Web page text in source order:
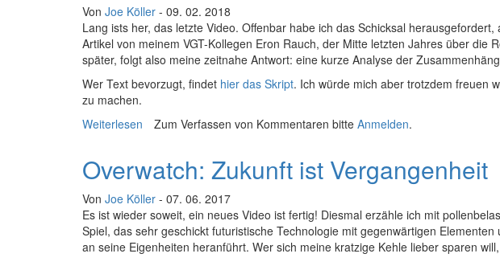
Von Joe Köller - 09. 02. 2018
Lang ists her, das letzte Video. Offenbar habe ich das Schicksal
Artikel von meinem VGT-Kollegen Eron Rauch, der Mitte letzten Jahres über die
später, folgt also meine zeitnahe Antwort: eine kurze Analyse der
Wer Text bevorzugt, findet hier das Skript. Ich würde mich aber trotzdem freuen
zu machen.
Weiterlesen über Hearthstone: Wie der Zufall so spielt
Zum Verfassen von Kommentaren bitte Anmelden.
Overwatch: Zukunft ist Vergangenheit
Von Joe Köller - 07. 06. 2017
Es ist wieder soweit, ein neues Video ist fertig! Diesmal erzähle ich mit
Spiel, das sehr geschickt futuristische Technologie mit gegenwärtigen
an seine Eigenheiten heranführt. Wer sich meine kratzige Kehle lieber sparen will,